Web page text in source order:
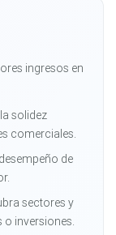
ingresos en
solidez
comerciales.
de
sectores y
o inversiones.